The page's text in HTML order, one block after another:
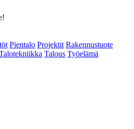
Pientalo Projektit Rakennustuote
Talous Työelämä